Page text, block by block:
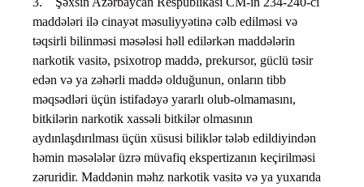
maddələri ilə cinayət məsuliyyətinə cəlb edilməsi və
təqsirli bilinməsi məsələsi həll edilərkən maddələrin
narkotik vasitə, psixotrop maddə, prekursor, güclü təsir
edən və ya zəhərli maddə olduğunun, onların tibb
məqsədləri üçün istifadəyə yararlı olub-olmamasını,
bitkilərin narkotik xassəli bitkilər olmasının
aydınlaşdırılması üçün xüsusi biliklər tələb edildiyindən
həmin məsələlər üzrə müvafiq ekspertizanın keçirilməsi
zəruridir. Maddənin məhz narkotik vasitə və ya yuxarıda